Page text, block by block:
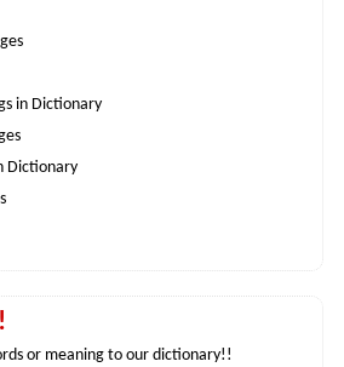
in Dictionary
Dictionary
or meaning to our dictionary!!